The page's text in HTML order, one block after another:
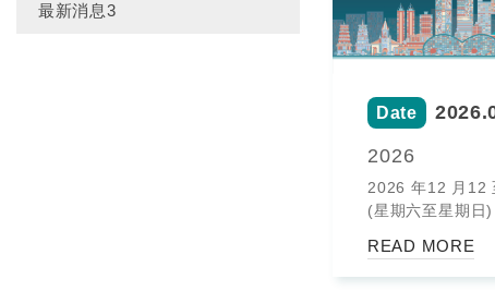
最新消息3
Date
2026
2026 年12 月12
(星期六至星期日)
醫外科專科醫學會
（AiCVS）與亞
READ MORE